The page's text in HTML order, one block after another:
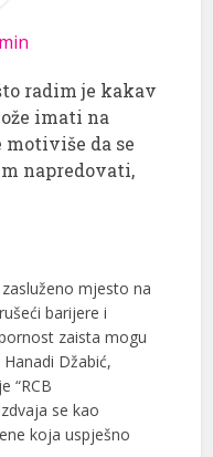
radim je kakav
imati na
da se
napredovati,
mjesto na
barijere i
zaista mogu
Džabić,
“RCB
se kao
koja uspješno